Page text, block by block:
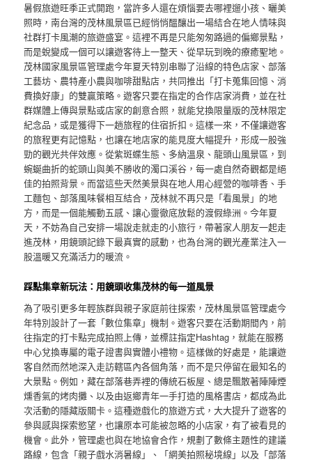
暑假旅遊旺季正式開跑，當許多人還在煩惱要去哪裡遛小孩、曬美
照時，南台灣的茂林風景區已經悄悄醞釀出一場結合在地人情味與
社群打卡風潮的旅遊盛宴。這裡不再是只能匆匆路過的偏鄉景點，
而是蛻變成一個可以讓遊客待上一整天、從早玩到晚的療癒聖地。
茂林國家風景區管理處今年夏天特別串聯了沿線的特色店家、部落
工藝坊、農特產小農與咖啡甜點店，共同推出「打卡蒐集回憶、消
費換好康」的雙贏策略。遊客只要在指定的合作店家消費，並在社
群媒體上傳與景點或店家的創意合照，就能兌換限量版的茂林限定
紀念品，或是獲得下一趟旅程的住宿折扣。這樣一來，不僅讓遊客
的旅程更有記憶點，也讓在地店家的能見度大幅提升，形成一股強
勁的觀光共伴效應。從紫斑蝶生態、多納溫泉、龍頭山風景區，到
蜿蜒曲折的蛇頭山與美不勝收的濁口溪谷，每一處自然奇觀都是絕
佳的拍照背景。而當這些天然美景與在地人用心經營的咖啡香、手
工麵包、部落風味餐相互結合，茂林就不再只是「看風景」的地
方，而是一個能觸動五感、讓心靈徹底放鬆的渡假綠洲。今年夏
天，不妨為自己安排一場說走就走的小旅行，帶著家人朋友一起走
進茂林，用鏡頭記錄下最真實的感動，也為台灣的觀光產業注入一
股溫暖又充滿活力的暖流。
踩點集章新玩法：用鏡頭收集茂林的每一道風景
為了吸引更多年輕族群與親子家庭前往探索，茂林風景區管理處今
年特別設計了一套「數位集章」機制。遊客只要在活動期間內，前
往指定的打卡點完成拍照上傳，並標註指定Hashtag，就能在服務
中心兌換專屬的電子證書與實體小禮物。這樣做的好處是，能讓遊
客自然而然地深入走訪轄區內各個角落，而不是只停留在最知名的
大景點。例如，藏在部落巷弄裡的傳統石板屋、總是飄散著陣陣煙
燻香氣的烤肉攤、以及由返鄉青年一手打造的風格書店，都成為此
次活動的隱藏版關卡。這種遊戲化的旅遊方式，大大提升了遊客的
參與感與探索慾望，也讓原本可能被忽略的小店家，有了被看見的
機會。此外，管理處也與在地協會合作，規劃了數條主題性的建議
路線，包含「親子戲水消暑線」、「網美拍照秘境線」以及「部落